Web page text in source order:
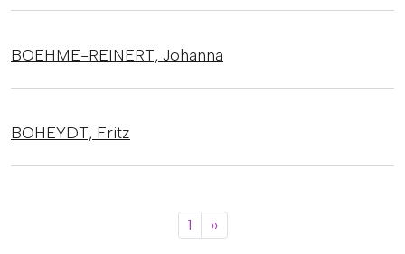
BOEHME-REINERT, Johanna
BOHEYDT, Fritz
1 Pàgina següent
››